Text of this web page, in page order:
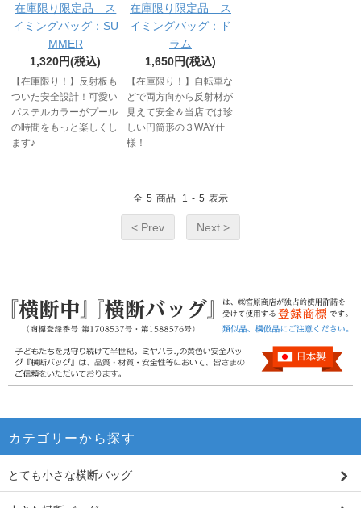
在庫限り限定品 ス
イミングバッグ：SU
MMER
1,320円(税込)
【在庫限り！】反射板も
ついた安全設計！可愛い
パステルカラーがプール
の時間をもっと楽しくし
ます♪
在庫限り限定品 ス
イミングバッグ：ド
ラム
1,650円(税込)
【在庫限り！】自転車な
どで両方向から反射材が
見えて安全＆当店では珍
しい円筒形の３WAY仕
様！
全 5 商品 1 - 5 表示
< Prev Next >
カテゴリーから探す
とても小さな横断バッグ